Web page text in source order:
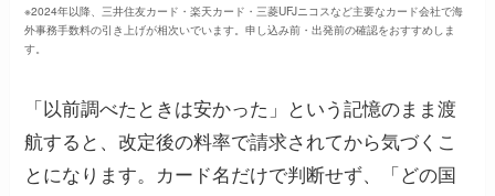
※2024年以降、三井住友カード・楽天カード・三菱UFJニコスなど主要なカード会社で海
外事務手数料の引き上げが相次いでいます。申し込み前・出発前の確認をおすすめしま
す。
「以前調べたときは安かった」という記憶のまま渡
航すると、改定後の料率で請求されてから気づくこ
とになります。カード名だけで判断せず、「どの国